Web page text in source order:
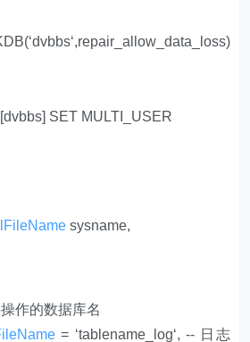
SET MULTI_USER
sysname,
作的数据库名
= ‘tablename_log‘, -- 日志